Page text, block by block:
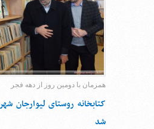
همزمان با دومین روز از دهه فجر
کتابخانه روستای لیوارجان
شد